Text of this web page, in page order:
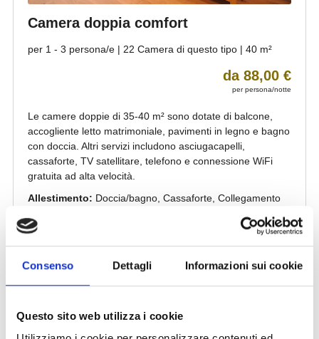
Consenso Dettagli Informazioni sui cookie
Questo sito web utilizza i cookie